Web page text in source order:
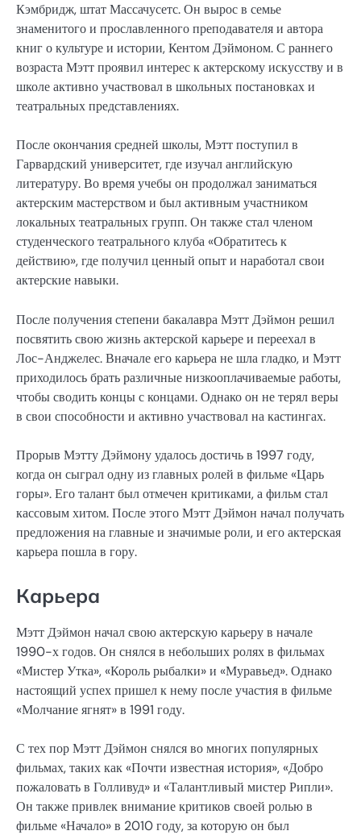
Кэмбридж, штат Массачусетс. Он вырос в семье
знаменитого и прославленного преподавателя и автора
книг о культуре и истории, Кентом Дэймоном. С раннего
возраста Мэтт проявил интерес к актерскому искусству и в
школе активно участвовал в школьных постановках и
театральных представлениях.
После окончания средней школы, Мэтт поступил в
Гарвардский университет, где изучал английскую
литературу. Во время учебы он продолжал заниматься
актерским мастерством и был активным участником
локальных театральных групп. Он также стал членом
студенческого театрального клуба «Обратитесь к
действию», где получил ценный опыт и наработал свои
актерские навыки.
После получения степени бакалавра Мэтт Дэймон решил
посвятить свою жизнь актерской карьере и переехал в
Лос-Анджелес. Вначале его карьера не шла гладко, и Мэтт
приходилось брать различные низкооплачиваемые работы,
чтобы сводить концы с концами. Однако он не терял веры
в свои способности и активно участвовал на кастингах.
Прорыв Мэтту Дэймону удалось достичь в 1997 году,
когда он сыграл одну из главных ролей в фильме «Царь
горы». Его талант был отмечен критиками, а фильм стал
кассовым хитом. После этого Мэтт Дэймон начал получать
предложения на главные и значимые роли, и его актерская
карьера пошла в гору.
Карьера
Мэтт Дэймон начал свою актерскую карьеру в начале
1990-х годов. Он снялся в небольших ролях в фильмах
«Мистер Утка», «Король рыбалки» и «Муравьед». Однако
настоящий успех пришел к нему после участия в фильме
«Молчание ягнят» в 1991 году.
С тех пор Мэтт Дэймон снялся во многих популярных
фильмах, таких как «Почти известная история», «Добро
пожаловать в Голливуд» и «Талантливый мистер Рипли».
Он также привлек внимание критиков своей ролью в
фильме «Начало» в 2010 году, за которую он был